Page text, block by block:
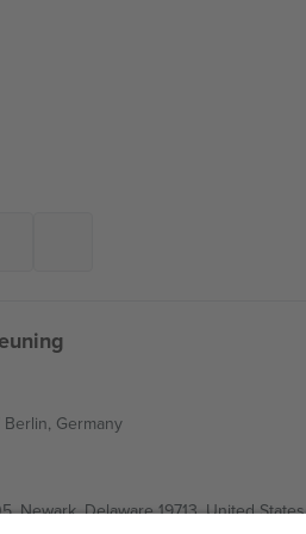
Germany
Newark, Delaware 19713, United States